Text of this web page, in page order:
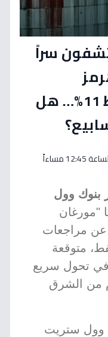
سراً
ستخفض أسعار النفط 11%… هل
بنوك وول
"مورغان
مراجعات
متوقعة
تتجاوز 11%، في تحول سريع
من الشرق
وول ستريت